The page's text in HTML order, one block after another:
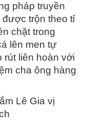
pháp truyền
trộn theo tỉ
chặt trong
lên men tự
rút liên hoàn với
cha ông hàng
Lê Gia vị